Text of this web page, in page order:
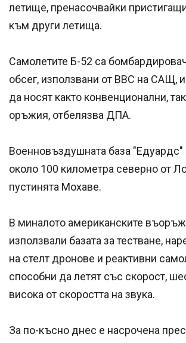
летище, пренасочвайки
към други летища.
Самолетите Б-52 са
обсег, използвани от ВВС на САЩ,
да носят както конвенционални,
оръжия, отбелязва ДПА.
Военновъздушната база "Едуардс"
около 100 километра северно от
пустинята Мохаве.
В миналото американските
използвали базата за тестване,
на стелт дронове и реактивни
способни да летят със скорост,
висока от скоростта на звука.
За по-късно днес е насрочена